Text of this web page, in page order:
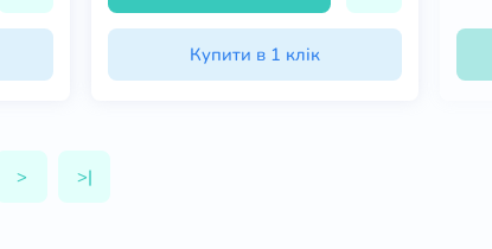
Купити в 1 клік
> >|